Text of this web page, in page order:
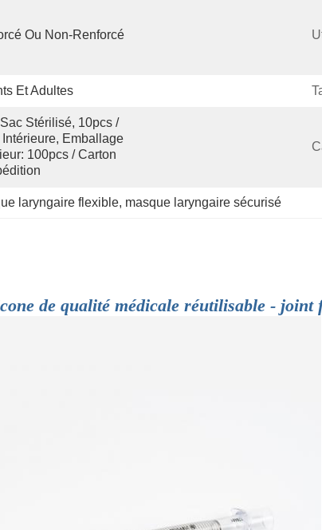
Ou Non-Renforcé
Et Adultes
Stérilisé, 10pcs /
Intérieure, Emballage
100pcs / Carton
laryngaire flexible, masque laryngaire sécurisé
de qualité médicale réutilisable - joint